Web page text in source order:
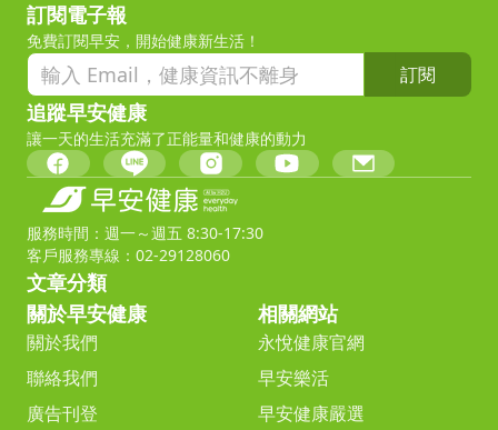
訂閱電子報
免費訂閱早安，開始健康新生活！
訂閱
追蹤早安健康
讓一天的生活充滿了正能量和健康的動力
服務時間：週一～週五 8:30-17:30
客戶服務專線：02-29128060
文章分類
關於早安健康
關於我們
聯絡我們
廣告刊登
相關網站
永悅健康官網
早安樂活
早安健康嚴選